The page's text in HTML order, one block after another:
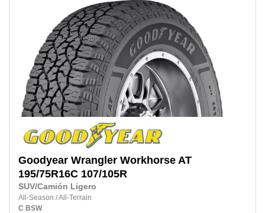
Goodyear Wrangler Workhorse AT
195/75R16C 107/105R
SUV/Camión Ligero
All-Season /All-Terrain
C BSW